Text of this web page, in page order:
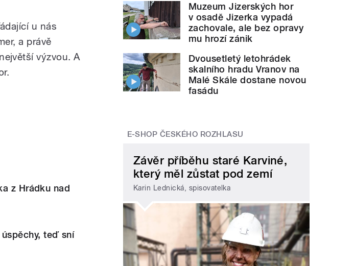
u nás
a právě
výzvou. A
z Hrádku nad
teď sní
Muzeum Jizerských hor
v osadě Jizerka vypadá
zachovale, ale bez opravy
mu hrozí zánik
Dvousetletý letohrádek
skalního hradu Vranov na
Malé Skále dostane novou
fasádu
E-SHOP ČESKÉHO ROZHLASU
Závěr příběhu staré Karviné,
který měl zůstat pod zemí
Karin Lednická, spisovatelka